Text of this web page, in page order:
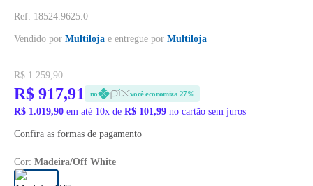
Ref: 18524.9625.0
Vendido por Multiloja e entregue por Multiloja
R$ 1.259,90
R$ 917,91 no você economiza 27%
R$ 1.019,90 em até 10x de R$ 101,99 no cartão sem juros
Confira as formas de pagamento
Cor: Madeira/Off White